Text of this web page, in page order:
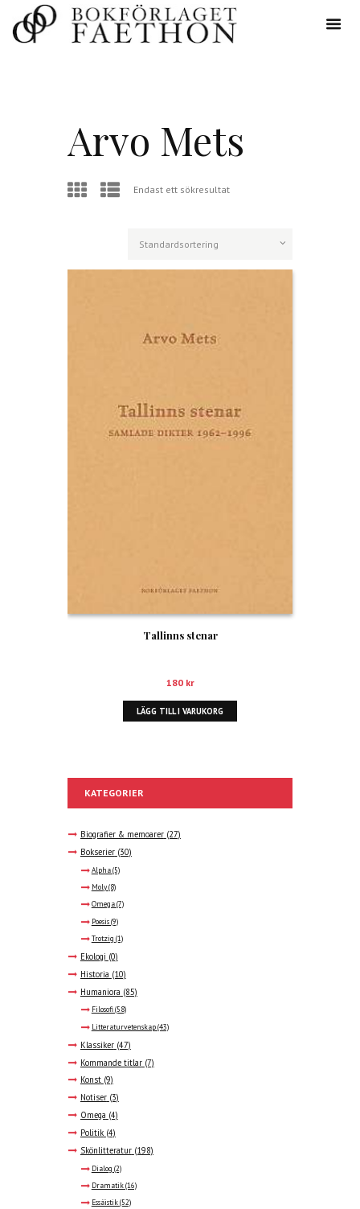
Arvo Mets
Endast ett sökresultat
Tallinns stenar
180 kr
LÄGG TILL I VARUKORG
KATEGORIER
Biografier & memoarer (27)
Bokserier (30)
Alpha(5)
Moly(8)
Omega(7)
Poesis(9)
Trotzig (1)
Ekologi (0)
Historia (10)
Humaniora (85)
Filosofi(58)
Litteraturvetenskap(43)
Klassiker (47)
Kommande titlar (7)
Konst (9)
Notiser (3)
Omega (4)
Politik (4)
Skönlitteratur (198)
Dialog (2)
Dramatik(16)
Essäistik(52)